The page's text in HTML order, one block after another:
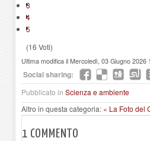
3
4
5
(16 Voti)
Ultima modifica il Mercoledì, 03 Giugno 2026
Social sharing:
Pubblicato in Scienza e ambiente
Altro in questa categoria: « La Foto del
1 COMMENTO